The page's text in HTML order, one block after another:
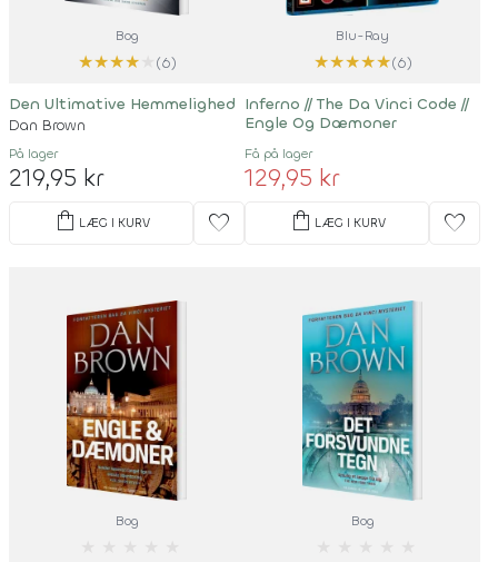
Bog
★★★★
(6)
Den Ultimative Hemmelighed
Dan Brown
På lager
219,95 kr
shopping_bag LÆG I KURV favorite
Blu-Ray
★★★★★(6)
Inferno // The Da Vinci Code //
Engle Og Dæmoner
Få på lager
129,95 kr
shopping_bag LÆG I KURV favorite
Bog Bog